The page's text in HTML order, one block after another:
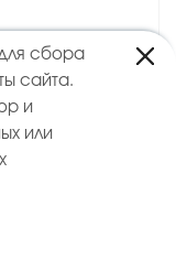
сбора
сайта.
и
или
Купить